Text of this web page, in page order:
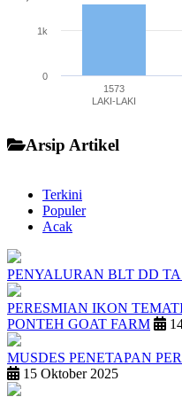
1573
LAKI-LAKI
0
1k
Arsip Artikel
Terkini
Populer
Acak
PENYALURAN BLT DD TA
PERESMIAN IKON
PONTEH GOAT FARM
MUSDES PENETAPAN
15 Oktober 2025